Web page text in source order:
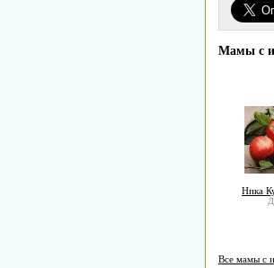
Мамы с
Ника
Все мамы с